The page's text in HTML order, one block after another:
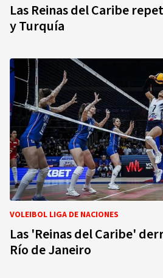
Las Reinas del Caribe
y Turquía
VOLEIBOL LIGA DE NACIONES
Las 'Reinas del Caribe'
Río de Janeiro